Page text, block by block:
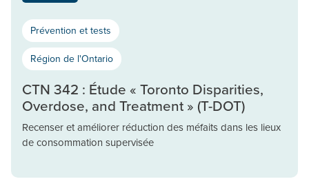
Prévention et tests
Région de l'Ontario
CTN 342 : Étude « Toronto Disparities,
Overdose, and Treatment » (T-DOT)
Recenser et améliorer réduction des méfaits dans les lieux
de consommation supervisée